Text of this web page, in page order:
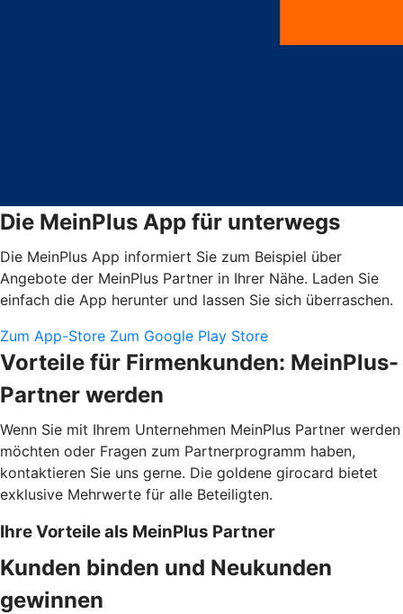
Die MeinPlus App für unterwegs
Die MeinPlus App informiert Sie zum Beispiel über
Angebote der MeinPlus Partner in Ihrer Nähe. Laden Sie
einfach die App herunter und lassen Sie sich überraschen.
Zum App-Store Zum Google Play Store
Vorteile für Firmenkunden: MeinPlus-
Partner werden
Wenn Sie mit Ihrem Unternehmen MeinPlus Partner werden
möchten oder Fragen zum Partnerprogramm haben,
kontaktieren Sie uns gerne. Die goldene girocard bietet
exklusive Mehrwerte für alle Beteiligten.
Ihre Vorteile als MeinPlus Partner
Kunden binden und Neukunden
gewinnen